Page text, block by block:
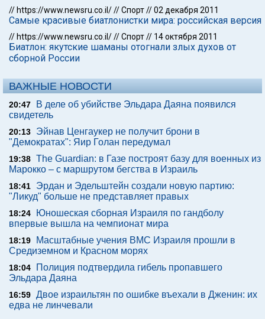
// https://www.newsru.co.il///Спорт//02 декабря 2011
Самые красивые биатлонистки мира: российская версия
// https://www.newsru.co.il///Спорт// 14 октября 2011
Биатлон: якутские шаманы отогнали злых духов от
сборной России
ВАЖНЫЕ НОВОСТИ
20:47
В деле об убийстве Эльдара Даяна появился
свидетель
20:13
Эйнав Ценгаукер не получит брони в
"Демократах": Яир Голан передумал
19:38 The Guardian: в Газе построят базу для военных из
Марокко – с маршрутом бегства в Израиль
18:41
Эрдан и Эдельштейн создали новую партию:
"Ликуд" больше не представляет правых
18:24
Юношеская сборная Израиля по гандболу
впервые вышла на чемпионат мира
18:19
Масштабные учения ВМС Израиля прошли в
Средиземном и Красном морях
18:04
Полиция подтвердила гибель пропавшего
Эльдара Даяна
16:59 Двое израильтян по ошибке въехали в Дженин: их
едва не линчевали